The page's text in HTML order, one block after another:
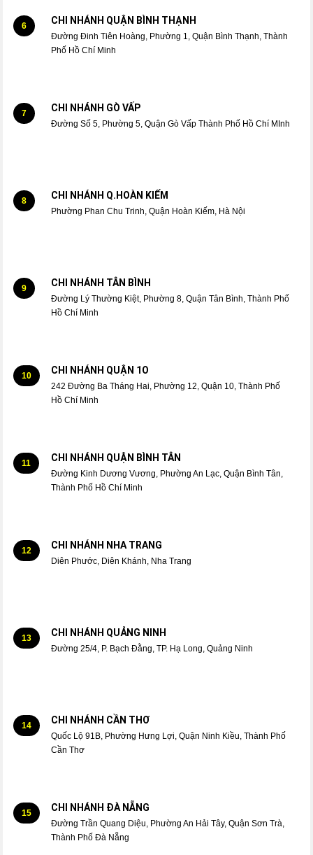
6 CHI NHÁNH QUẬN BÌNH THẠNH
Đường Đinh Tiên Hoàng, Phường 1, Quận Bình Thạnh, Thành
Phố Hồ Chí Minh
7 CHI NHÁNH GÒ VẤP
Đường Số 5, Phường 5, Quận Gò Vấp Thành Phố Hồ Chí MInh
8 CHI NHÁNH Q.HOÀN KIẾM
Phường Phan Chu Trinh, Quận Hoàn Kiếm, Hà Nội
9 CHI NHÁNH TÂN BÌNH
Đường Lý Thường Kiệt, Phường 8, Quận Tân Bình, Thành Phố
Hồ Chí Minh
10 CHI NHÁNH QUẬN 1O
242 Đường Ba Tháng Hai, Phường 12, Quận 10, Thành Phố
Hồ Chí Minh
11 CHI NHÁNH QUẬN BÌNH TÂN
Đường Kinh Dương Vương, Phường An Lạc, Quận Bình Tân,
Thành Phố Hồ Chí Minh
12 CHI NHÁNH NHA TRANG
Diên Phước, Diên Khánh, Nha Trang
13 CHI NHÁNH QUẢNG NINH
Đường 25/4, P. Bạch Đằng, TP. Hạ Long, Quảng Ninh
14 CHI NHÁNH CẦN THƠ
Quốc Lộ 91B, Phường Hưng Lợi, Quận Ninh Kiều, Thành Phố
Cần Thơ
15 CHI NHÁNH ĐÀ NẴNG
Đường Trần Quang Diệu, Phường An Hải Tây, Quận Sơn Trà,
Thành Phố Đà Nẵng